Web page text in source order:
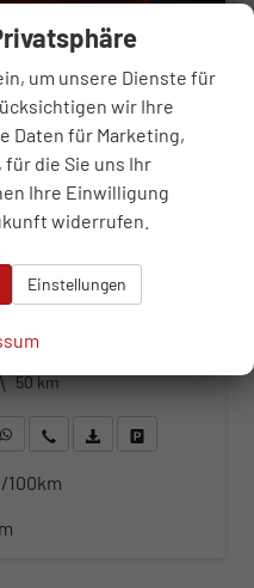
Karbon Schwarz
50 km
WhatsApp anfragen
Wir rufen Sie anFahrzeugexposé (PDF)
100km
um unsere Dienste für
wir Ihre
Daten für Marketing,
die Sie uns Ihr
Ihre Einwilligung
widerrufen.
Einstellungen